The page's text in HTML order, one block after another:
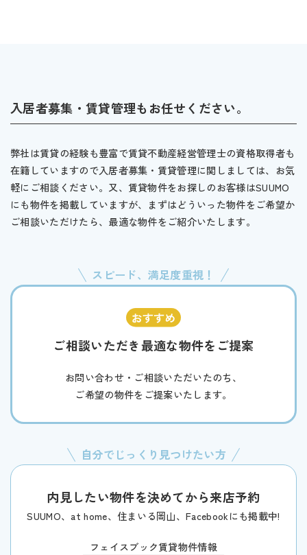
入居者募集・賃貸管理もお任せください。
弊社は賃貸の経験も豊富で賃貸不動産経営管理士の資格取得者も
在籍していますので入居者募集・賃貸管理に関しましては、お気
軽にご相談ください。又、賃貸物件をお探しのお客様はSUUMO
にも物件を掲載していますが、まずはどういった物件をご希望か
ご相談いただけたら、最適な物件をご紹介いたします。
スピード、満足度重視！
ご相談いただき最適な物件をご提案
お問い合わせ・ご相談いただいたのち、
ご希望の物件をご提案いたします。
自分でじっくり見つけたい方
内見したい物件を決めてから来店予約
SUUMO、at home、住まいる岡山、Facebookにも掲載中!
フェイスブック賃貸物件情報